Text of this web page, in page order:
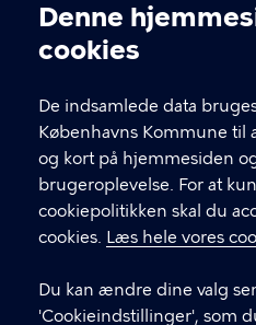
Denne
cookies
De indsamlede data
Københavns Kommune til
og kort på hjemmesiden
brugeroplevelse. For at
cookiepolitikken skal du
cookies. Læs hele vores
Du kan ændre dine valg
'Cookieindstillinger', som
Kontakt Københavns
T
fFind andre kontakter
CVR-nummer64942212
GENVEJE
Digital Post